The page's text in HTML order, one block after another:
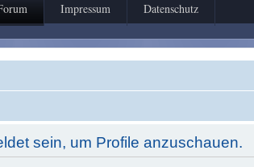
Impressum Datenschutz
sein, um Profile anzuschauen.